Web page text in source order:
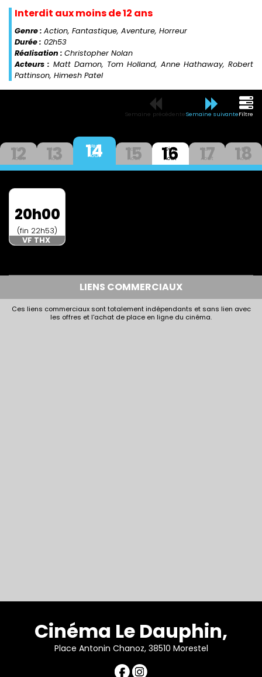
Interdit aux moins de 12 ans
Genre : Action, Fantastique, Aventure, Horreur
Durée : 02h53
Réalisation : Christopher Nolan
Acteurs : Matt Damon, Tom Holland, Anne Hathaway, Robert
Pattinson, Himesh Patel
Semaine précédenteSemaine suivanteFiltre
Mer
12
Aout
Jeu
13
Aout
Ven
14
Aout
Sam
15
Aout
Dim
16
Aout
Lun
17
Aout
Mar
18
Aout
20h00
(fin 22h53)
VF THX
LIENS COMMERCIAUX
Ces liens commerciaux sont totalement indépendants et sans lien avec
les offres et l'achat de place en ligne du cinéma.
Cinéma Le Dauphin,
Place Antonin Chanoz, 38510 Morestel